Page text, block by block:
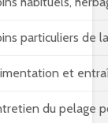
particuliers de
et
du pelage